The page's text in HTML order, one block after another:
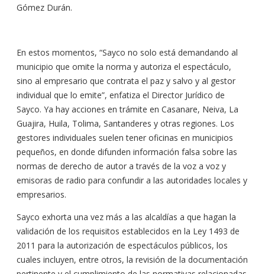
Gómez Durán.
En estos momentos, “Sayco no solo está demandando al
municipio que omite la norma y autoriza el espectáculo,
sino al empresario que contrata el paz y salvo y al gestor
individual que lo emite”, enfatiza el Director Jurídico de
Sayco. Ya hay acciones en trámite en Casanare, Neiva, La
Guajira, Huila, Tolima, Santanderes y otras regiones. Los
gestores individuales suelen tener oficinas en municipios
pequeños, en donde difunden información falsa sobre las
normas de derecho de autor a través de la voz a voz y
emisoras de radio para confundir a las autoridades locales y
empresarios.
Sayco exhorta una vez más a las alcaldías a que hagan la
validación de los requisitos establecidos en la Ley 1493 de
2011 para la autorización de espectáculos públicos, los
cuales incluyen, entre otros, la revisión de la documentación